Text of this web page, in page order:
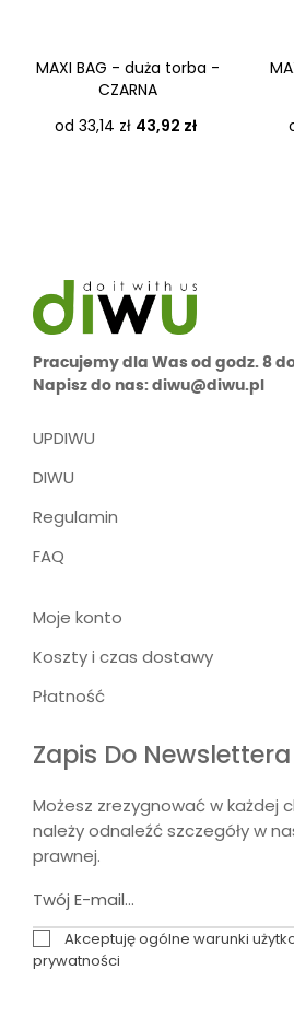
MAXI BAG - duża torba -
CZARNA
od 33,14 zł Cena
43,92 zł
Pracujemy dla Was od godz. 8 do
Napisz do nas: diwu@diwu.pl
UPDIWU
DIWU
Regulamin
FAQ
Moje konto
Koszty i czas dostawy
Płatność
Zapis Do Newslettera
Możesz zrezygnować w każdej
należy odnaleźć szczegóły w
prawnej.
Akceptuję ogólne warunki
prywatności